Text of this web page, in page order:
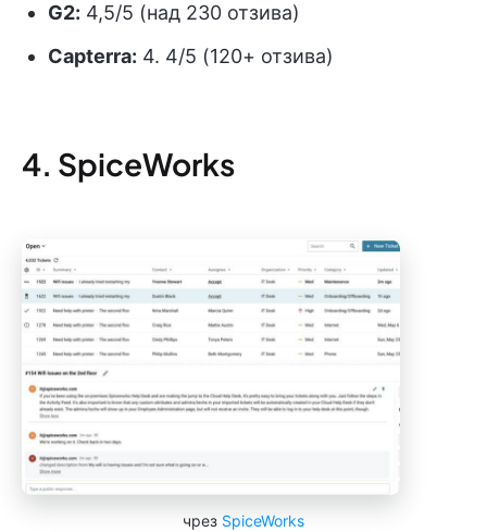
G2: 4,5/5 (над 230 отзива)
Capterra: 4. 4/5 (120+ отзива)
4. SpiceWorks
чрез SpiceWorks